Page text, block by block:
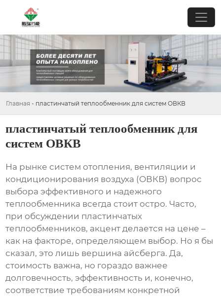
Главная - пластинчатый теплообменник для систем ОВКВ
пластинчатый теплообменник для
систем ОВКВ
На рынке систем отопления, вентиляции и
кондиционирования воздуха (ОВКВ) вопрос
выбора эффективного и надежного
теплообменника всегда стоит остро. Часто,
при обсуждении пластинчатых
теплообменников, акцент делается на цене –
как на факторе, определяющем выбор. Но я бы
сказал, это лишь вершина айсберга. Да,
стоимость важна, но гораздо важнее
долговечность, эффективность и, конечно,
соответствие требованиям конкретной